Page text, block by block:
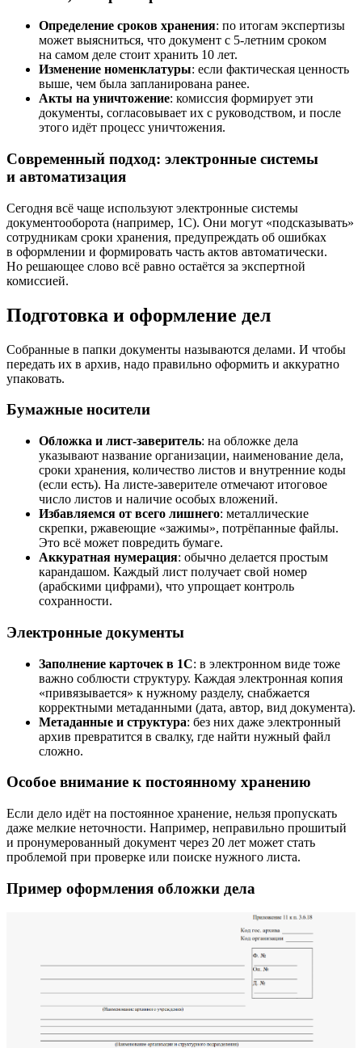
Определение сроков хранения: по итогам экспертизы
может выясниться, что документ с 5-летним сроком
на самом деле стоит хранить 10 лет.
Изменение номенклатуры: если фактическая ценность
выше, чем была запланирована ранее.
Акты на уничтожение: комиссия формирует эти
документы, согласовывает их с руководством, и после
этого идёт процесс уничтожения.
Современный подход: электронные системы
и автоматизация
Сегодня всё чаще используют электронные системы
документооборота (например, 1С). Они могут «подсказывать»
сотрудникам сроки хранения, предупреждать об ошибках
в оформлении и формировать часть актов автоматически.
Но решающее слово всё равно остаётся за экспертной
комиссией.
Подготовка и оформление дел
Собранные в папки документы называются делами. И чтобы
передать их в архив, надо правильно оформить и аккуратно
упаковать.
Бумажные носители
Обложка и лист-заверитель: на обложке дела
указывают название организации, наименование дела,
сроки хранения, количество листов и внутренние коды
(если есть). На листе-заверителе отмечают итоговое
число листов и наличие особых вложений.
Избавляемся от всего лишнего: металлические
скрепки, ржавеющие «зажимы», потрёпанные файлы.
Это всё может повредить бумаге.
Аккуратная нумерация: обычно делается простым
карандашом. Каждый лист получает свой номер
(арабскими цифрами), что упрощает контроль
сохранности.
Электронные документы
Заполнение карточек в 1С: в электронном виде тоже
важно соблюсти структуру. Каждая электронная копия
«привязывается» к нужному разделу, снабжается
корректными метаданными (дата, автор, вид документа).
Метаданные и структура: без них даже электронный
архив превратится в свалку, где найти нужный файл
сложно.
Особое внимание к постоянному хранению
Если дело идёт на постоянное хранение, нельзя пропускать
даже мелкие неточности. Например, неправильно прошитый
и пронумерованный документ через 20 лет может стать
проблемой при проверке или поиске нужного листа.
Пример оформления обложки дела